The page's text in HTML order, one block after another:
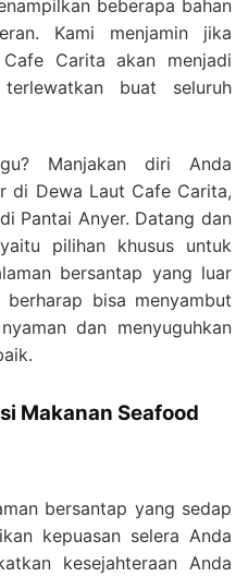
beberapa bahan
Kami menjamin jika
Carita akan menjadi
buat seluruh
Manjakan diri Anda
di Dewa Laut Cafe Carita,
Pantai Anyer. Datang dan
pilihan khusus untuk
bersantap yang luar
bisa menyambut
dan menyuguhkan
Makanan Seafood
bersantap yang sedap
kepuasan selera Anda
kesejahteraan Anda